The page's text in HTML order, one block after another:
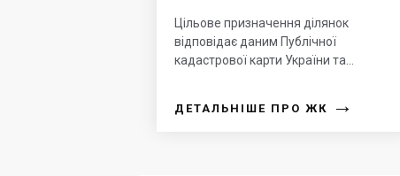
Цільове призначення ділянок
відповідає даним Публічної
кадастрової карти України та...
ДЕТАЛЬНІШЕ ПРО ЖК →